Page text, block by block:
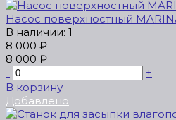
Насос поверхностный
В наличии: 1
8 000 ₽
8 000 ₽
-
+
В корзину
Добавлено